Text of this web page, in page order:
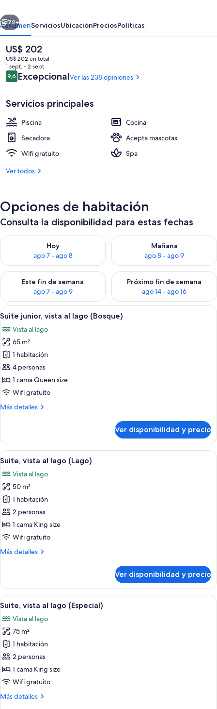
1 habitación, ropa de cama de alta
Siguiente
72+
ResumenServiciosUbicaciónPreciosPolíticas
El
precio
actual
es
de
US$ 202
US$ 202 en total
1 sept. - 2 sept.
Opiniones
9,69,6 de 10
ExcepcionalVer las 238 opiniones
Servicios principales
Piscina
Cocina
Secadora
Acepta mascotas
Wifi gratuito
Spa
Ver todos
Opciones de habitación
Consulta la disponibilidad para estas fechas
Hoy
ago 7 - ago 8
Consulta la disponibilidad para hoy ago 7 - ago 8
Mañana
ago 8 - ago 9
Consulta la disponibilidad
Este fin de semana
ago 7 - ago 9
Consulta la disponibilidad para este fin de semana ago 7 -
Próximo fin de semana
ago 14 - ago 16
Consulta la disponibilidad
Ver
todas
las
fotos
de
Suite
junior,
vista
lago
Una habitación acogedora con
13
Suite junior, vista al lago (Bosque)
Vista al lago
65 m²
1 habitación
4 personas
1 cama Queen size
Wifi gratuito
Más detalles
Más
junior,
vista
al
(Bosque)
Ver disponibilidad y precio
Ver
todas
las
fotos
de
Suite,
vista
al
(Lago)
Habitación de hotel con una cama
6
Suite, vista al lago (Lago)
Vista al lago
50 m²
1 habitación
2 personas
1 cama King size
Wifi gratuito
Más detalles
Más
vista
al
lago
Ver disponibilidad y precio
Ver
todas
las
fotos
de
Suite,
vista
al
(Especial)
Un dormitorio con una cama
14
Suite, vista al lago (Especial)
Vista al lago
75 m²
1 habitación
2 personas
1 cama King size
Wifi gratuito
Más detalles
Más